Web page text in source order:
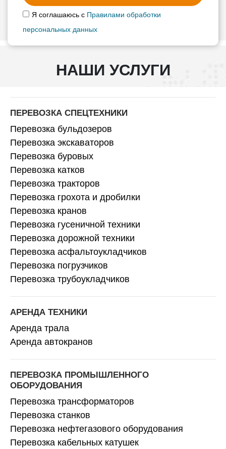
Я соглашаюсь с Правилами обработки
персональных данных
НАШИ УСЛУГИ
ПЕРЕВОЗКА СПЕЦТЕХНИКИ
Перевозка бульдозеров
Перевозка экскаваторов
Перевозка буровых
Перевозка катков
Перевозка тракторов
Перевозка грохота и дробилки
Перевозка кранов
Перевозка гусеничной техники
Перевозка дорожной техники
Перевозка асфальтоукладчиков
Перевозка погрузчиков
Перевозка трубоукладчиков
АРЕНДА ТЕХНИКИ
Аренда трала
Аренда автокранов
ПЕРЕВОЗКА ПРОМЫШЛЕННОГО
ОБОРУДОВАНИЯ
Перевозка трансформаторов
Перевозка станков
Перевозка нефтегазового оборудования
Перевозка кабельных катушек